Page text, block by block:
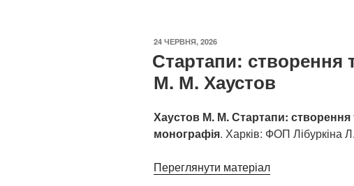
ОПУБЛІКОВАНО
24 ЧЕРВНЯ, 2026
Стартапи: створення
М. М. Хаустов
Хаустов М. М. Стартапи:
монографія. Харків: ФОП Лібуркіна
Переглянути матеріал